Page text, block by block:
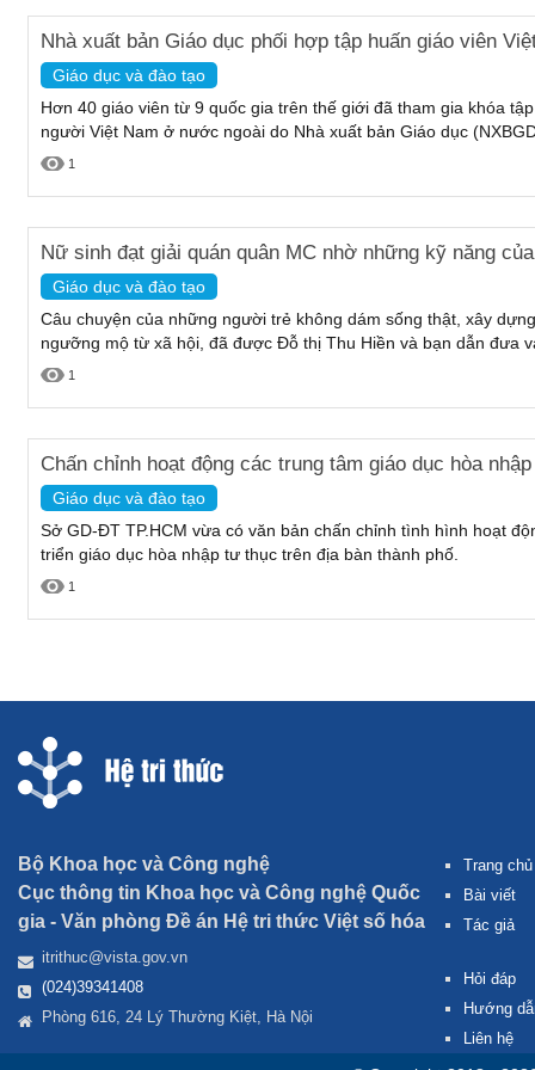
Nhà xuất bản Giáo dục phối hợp tập huấn giáo viên
Giáo dục và đào tạo
Hơn 40 giáo viên từ 9 quốc gia trên thế giới đã tham gia khóa
người Việt Nam ở nước ngoài do Nhà xuất bản Giáo dục
1
Nữ sinh đạt giải quán quân MC nhờ những kỹ năng
Giáo dục và đào tạo
Câu chuyện của những người trẻ không dám sống thật, xây
ngưỡng mộ từ xã hội, đã được Đỗ thị Thu Hiền và bạn dẫn đưa
1
Chấn chỉnh hoạt động các trung tâm giáo dục hòa
Giáo dục và đào tạo
Sở GD-ĐT TP.HCM vừa có văn bản chấn chỉnh tình hình hoạt
triển giáo dục hòa nhập tư thục trên địa bàn thành phố.
1
Bộ Khoa học và Công nghệ
Cục thông tin Khoa học và Công nghệ Quốc
gia - Văn phòng Đề án Hệ tri thức Việt số hóa
itrithuc@vista.gov.vn
(024)39341408
Phòng 616, 24 Lý Thường Kiệt, Hà Nội
Trang chủ
Bài viết
Tác giả
Hỏi đáp
Hướng
Liên hệ